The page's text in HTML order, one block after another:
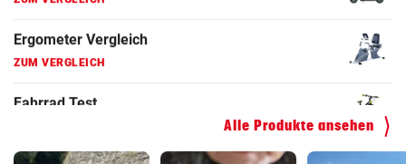
ZUM VERGLEICH
ZUM VERGLEICH
Kinderfahrrad Vergleich
Alle Produkte ansehen